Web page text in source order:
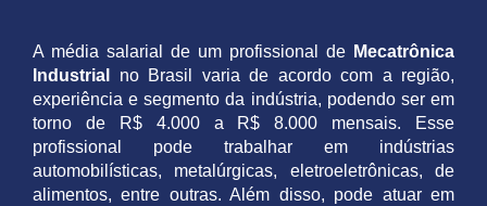
A média salarial de um profissional de Mecatrônica
Industrial
no Brasil varia de acordo com a região,
experiência e segmento da indústria, podendo ser em
torno de R$ 4.000 a R$ 8.000 mensais. Esse
profissional pode trabalhar em indústrias
automobilísticas, metalúrgicas, eletroeletrônicas, de
alimentos, entre outras. Além disso, pode atuar em